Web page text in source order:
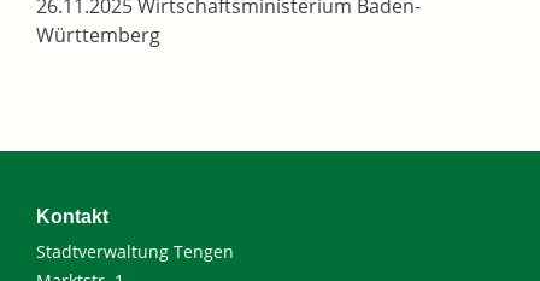
26.11.2025Wirtschaftsministerium Baden-
Württemberg
Kontakt
Stadtverwaltung Tengen